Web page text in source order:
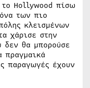
Hollywood πίσω
των πιο
κλεισμένων
χάρισε στην
δεν θα μπορούσε
πραγμαικά
παραγωγές έχουν